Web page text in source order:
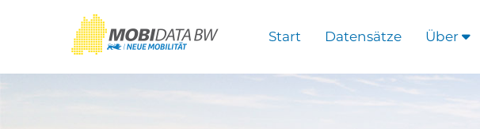
Start Datensätze Über